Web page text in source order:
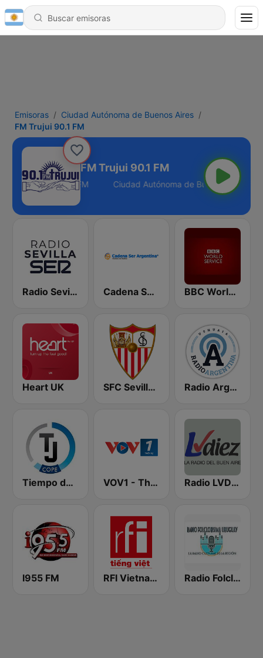
Emisoras
Ciudad Autónoma de Buenos Aires
FM Trujui 90.1 FM
FM Trujui 90.1 FM
Aires - 90.1 FM
Radio Sevilla SER Cadena Ser Argentina BBC World Service
Heart UK SFC Sevilla Fútbol Club Radio 91.6 Radio Argentina Ushuaia
Tiempo de Juego Cope Directo 2 VOV1 - Thời sự Radio LVDiez 720 AM
I955 FM RFI Vietnam Tiếng Việt Radio Folclorisima Uruguay